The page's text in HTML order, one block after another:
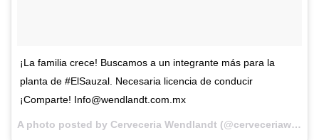
¡La familia crece! Buscamos a un integrante más para la
planta de #ElSauzal. Necesaria licencia de conducir
¡Comparte! Info@wendlandt.com.mx
A photo posted by Cerveceria Wendlandt (@cerveceriaw) on